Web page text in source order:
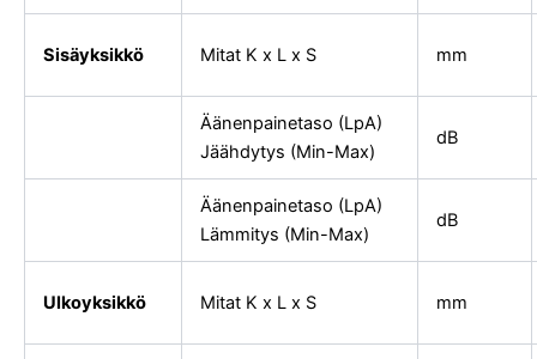
Sisäyksikkö Mitat K x L x S mm
Äänenpainetaso (LpA)
Jäähdytys (Min-Max)
dB
Äänenpainetaso (LpA)
Lämmitys (Min-Max)
dB
Ulkoyksikkö Mitat K x L x S mm